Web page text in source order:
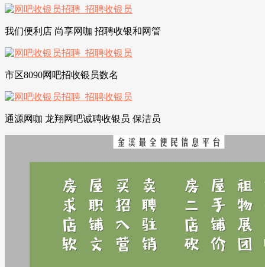
我们便利店 尚享网咖 招聘收银和网管
市区8090网吧招收银员数名
通源网咖 龙翔网吧诚聘收银员 保洁员